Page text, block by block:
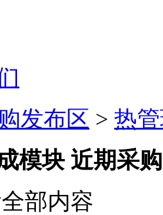
发布区 > 热
模块 近期采购
部内容